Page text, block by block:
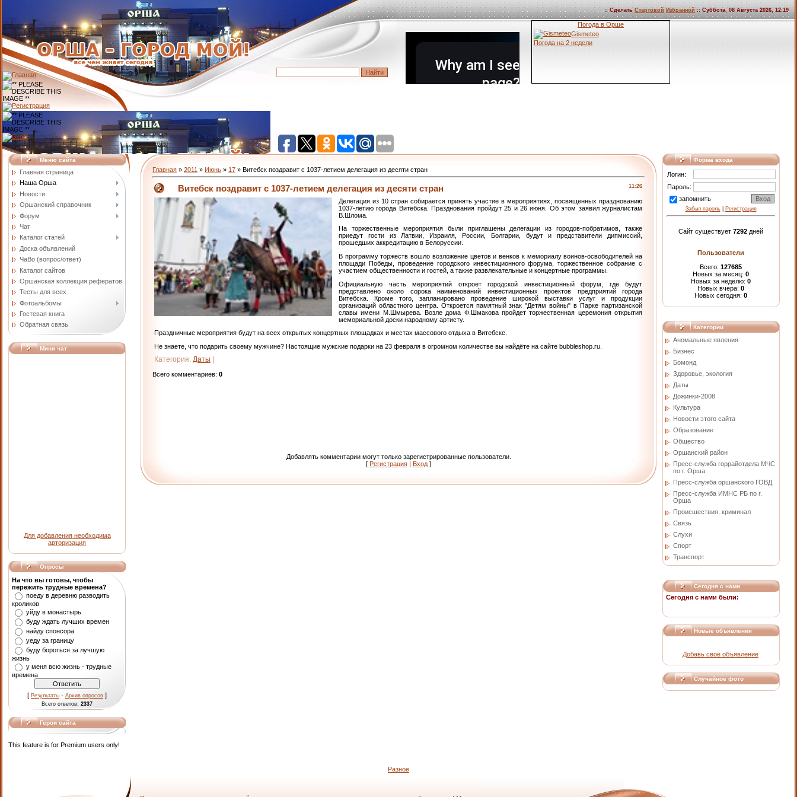
:: Сделать Стартовой Избранной :: Суббота, 08 Августа 2026, 12:19
Погода в Орше
Gismeteo
Погода на 2 недели
Меню сайта
Главная страница
Наша Орша
Новости
Оршанский справочник
Форум
Чат
Каталог статей
Доска объявлений
ЧаВо (вопрос/ответ)
Каталог сайтов
Оршанская коллекция рефератов
Тесты для всех
Фотоальбомы
Гостевая книга
Обратная связь
Мини чат
Для добавления необходима
авторизация
Опросы
На что вы готовы, чтобы
пережить трудные времена?
поеду в деревню разводить
кроликов
уйду в монастырь
буду ждать лучших времен
найду спонсора
уеду за границу
буду бороться за лучшую
жизнь
у меня всю жизнь - трудные
времена
[ Результаты · Архив опросов ]
Всего ответов: 2337
Герои сайта
This feature is for Premium users only!
Главная » 2011 » Июнь » 17 » Витебск поздравит с 1037-летием делегация из десяти стран
11:26
Витебск поздравит с 1037-летием делегация из десяти стран
Делегация из 10 стран собирается принять участие в мероприятиях, посвященных празднованию
1037-летию города Витебска. Празднования пройдут 25 и 26 июня. Об этом заявил журналистам
В.Шлома.
На торжественные мероприятия были приглашены делегации из городов-побратимов, также
приедут гости из Латвии, Израиля, России, Болгарии, будут и представители дипмиссий,
прошедших аккредитацию в Белоруссии.
В программу торжеств вошло возложение цветов и венков к мемориалу воинов-освободителей на
площади Победы, проведение городского инвестиционного форума, торжественное собрание с
участием общественности и гостей, а также развлекательные и концертные программы.
Официальную часть мероприятий откроет городской инвестиционный форум, где будут
представлено около сорока наименований инвестиционных проектов предприятий города
Витебска. Кроме того, запланировано проведение широкой выставки услуг и продукции
организаций областного центра. Откроется памятный знак "Детям войны" в Парке партизанской
славы имени М.Шмырева. Возле дома Ф.Шмакова пройдет торжественная церемония открытия
мемориальной доски народному артисту.
Праздничные мероприятия будут на всех открытых концертных площадках и местах массового отдыха в Витебске.
Не знаете, что подарить своему мужчине? Настоящие мужские подарки на 23 февраля в огромном количестве вы найдёте на сайте bubbleshop.ru.
Категория: Даты |
Всего комментариев: 0
Добавлять комментарии могут только зарегистрированные пользователи.
[ Регистрация | Вход ]
Форма входа
Логин:
Пароль:
запомнить
Забыл пароль| Регистрация
Сайт существует 7292 дней
Пользователи
Всего: 127685
Новых за месяц: 0
Новых за неделю: 0
Новых вчера: 0
Новых сегодня: 0
Категории
Аномальные явления
Бизнес
Бомонд
Здоровье, экология
Даты
Дожинки-2008
Культура
Новости этого сайта
Образование
Общество
Оршанский район
Пресс-служба горрайотдела МЧС
по г. Орша
Пресс-служба оршанского ГОВД
Пресс-служба ИМНС РБ по г.
Орша
Проиcшествия, криминал
Связь
Слухи
Спорт
Транспорт
Сегодня с нами
Сегодня с нами были:
Новые объявления
Добавь свое объявление
Случайное фото
Разное